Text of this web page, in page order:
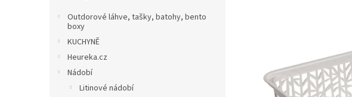
Outdorové láhve, tašky, batohy, bento
boxy
KUCHYNĚ
Heureka.cz
Nádobí
Litinové nádobí
hvězdiček.